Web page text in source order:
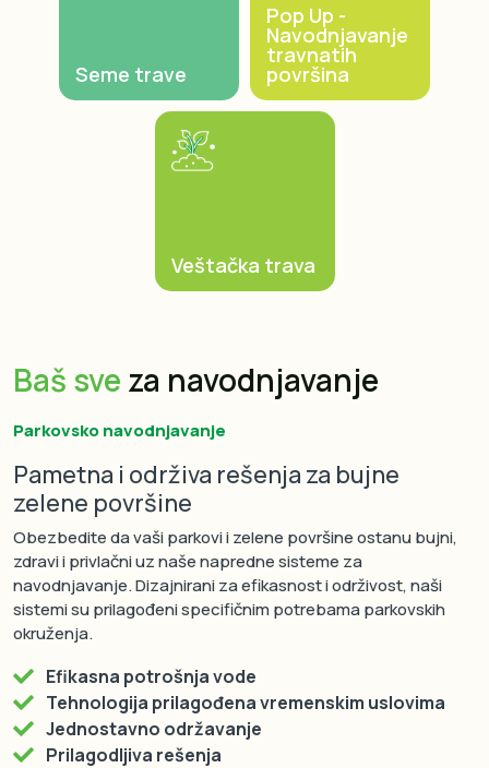
Seme trave
Pop Up -
Navodnjavanje
travnatih
površina
Veštačka trava
Baš sve za navodnjavanje
Parkovsko navodnjavanje
Pametna i održiva rešenja za bujne
zelene površine
Obezbedite da vaši parkovi i zelene površine ostanu bujni,
zdravi i privlačni uz naše napredne sisteme za
navodnjavanje. Dizajnirani za efikasnost i održivost, naši
sistemi su prilagođeni specifičnim potrebama parkovskih
okruženja.
Efikasna potrošnja vode
Tehnologija prilagođena vremenskim uslovima
Jednostavno održavanje
Prilagodljiva rešenja